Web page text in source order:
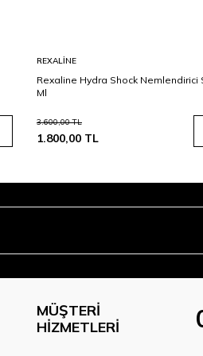
REXALINE
Rexaline Hydra Shock Nemlendirici
Ml
3.600,00TL
1.800,00 TL
MÜŞTERI
HIZMETLERI